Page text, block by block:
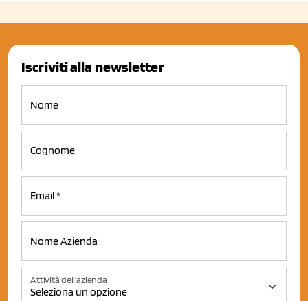
Iscriviti alla newsletter
Attività dell'azienda